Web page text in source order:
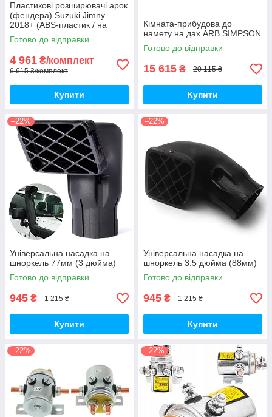
Пластикові розширювачі арок
(фендера) Suzuki Jimny
2018+ (ABS-пластик / на
скотчі 3М)
Готово до відправки
4 961 ₴/комплект
6 615 ₴/комплект
Купити
Кімната-прибудова до
намету на дах ARB SIMPSON
Готово до відправки
15 615 ₴ 20 115 ₴
Купити
–22%
Універсальна насадка на
шноркель 77мм (3 дюйма)
Готово до відправки
945 ₴ 1 215 ₴
Купити
–22%
Універсальна насадка на
шноркель 3.5 дюйма (88мм)
Готово до відправки
945 ₴ 1 215 ₴
Купити
–22% –22%